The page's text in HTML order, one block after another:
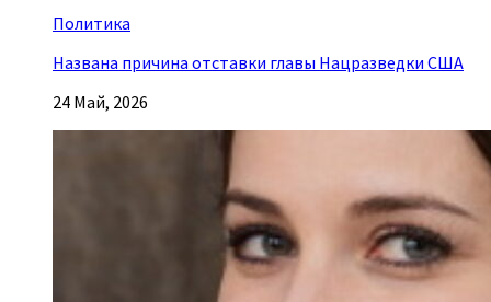
Политика
Названа причина отставки главы Нацразведки США
24 Май, 2026